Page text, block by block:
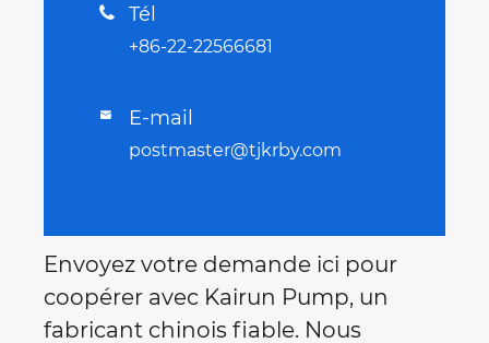
 Tél
+86-22-22566681
 E-mail
postmaster@tjkrby.com
Envoyez votre demande ici pour
coopérer avec Kairun Pump, un
fabricant chinois fiable. Nous